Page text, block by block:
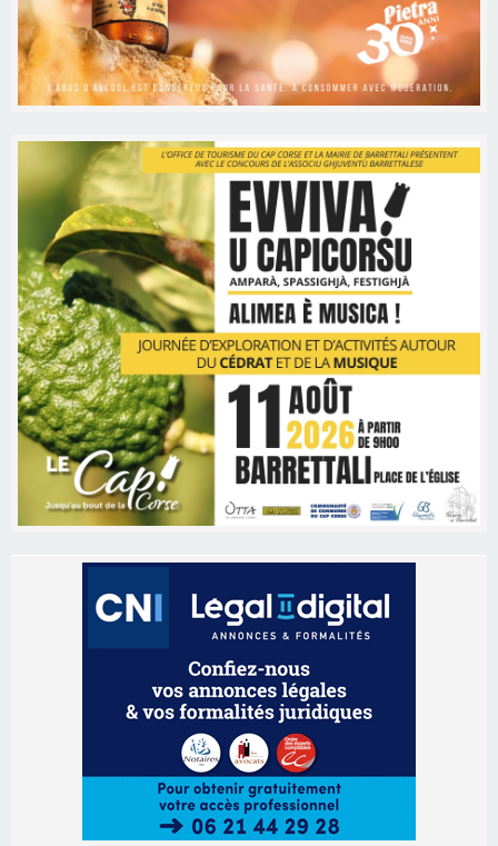
Les brèves
Ucciani – Marché des producteurs à Cruculi le
Corte – L’association A Nuciola organise une
projection sous les étoiles